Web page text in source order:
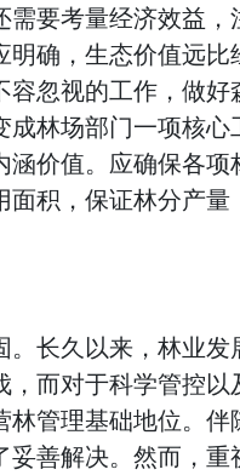
要考量经济效益，
确，生态价值远比
忽视的工作，做好
林场部门一项核心
价值。应确保各项
积，保证林分产量
长久以来，林业发
而对于科学管控以
管理基础地位。伴
善解决。然而，重